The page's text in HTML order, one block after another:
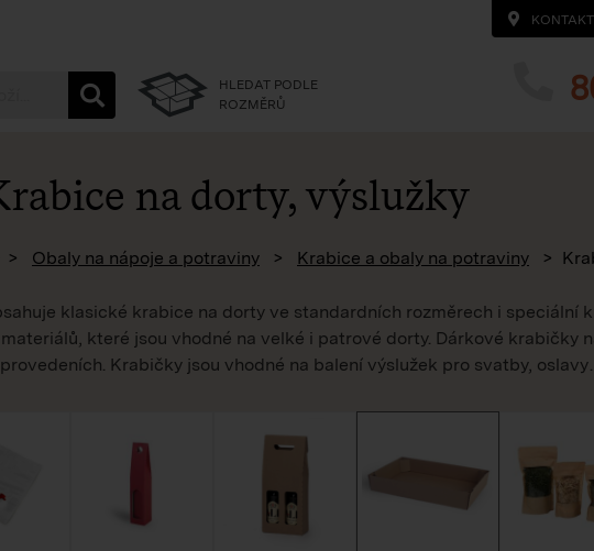
HLEDAT PODLE
ROZMĚRŮ
na dorty, výslužky
Zpět na homepage
Obaly na nápoje a potraviny Krabice a obaly na potraviny
klasické krabice na dorty ve standardních rozměrech i speciální
které jsou vhodné na velké i patrové dorty. Dárkové krabičky
Krabičky jsou vhodné na balení výslužek pro svatby, oslavy